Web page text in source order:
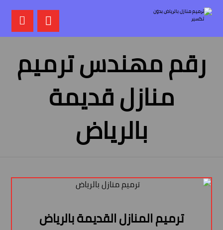
رقم مهندس ترميم
منازل قديمة
بالرياض
ترميم المنازل القديمة بالرياض